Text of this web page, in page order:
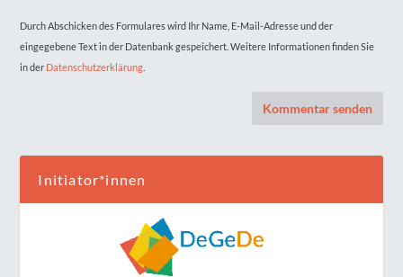
Durch Abschicken des Formulares wird Ihr Name, E-Mail-Adresse und der
eingegebene Text in der Datenbank gespeichert. Weitere Informationen finden Sie
in der Datenschutzerklärung
Initiator*innen